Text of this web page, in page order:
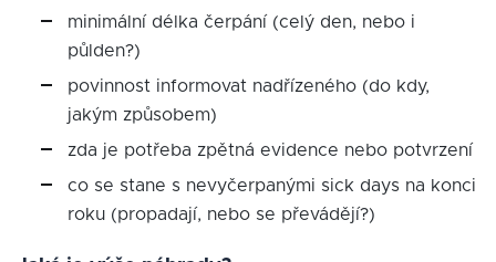
minimální délka čerpání (celý den, nebo i
půlden?)
povinnost informovat nadřízeného (do kdy,
jakým způsobem)
zda je potřeba zpětná evidence nebo potvrzení
co se stane s nevyčerpanými sick days na konci
roku (propadají, nebo se převádějí?)